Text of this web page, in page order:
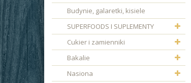
Budynie, galaretki, kisiele
SUPERFOODS I SUPLEMENTY
Cukier i zamienniki
Bakalie
Nasiona